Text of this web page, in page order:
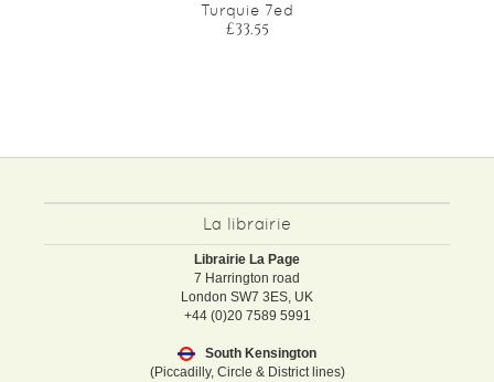
Turquie 7ed
£33.55
La librairie
Librairie La Page
7 Harrington road
London SW7 3ES, UK
+44 (0)20 7589 5991
South Kensington
(Piccadilly, Circle & District lines)